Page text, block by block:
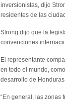
inversionistas, dijo
residentes de las
Strong dijo que la
convenciones
El representante
en todo el mundo,
desarrollo de
“En general, las zonas